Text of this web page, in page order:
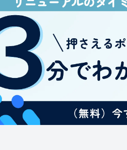
法律的にホームページを安
. 著作権フリーの素材の活
5-2
リンクや引用の適切な